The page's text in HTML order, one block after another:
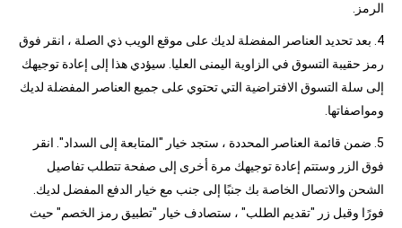
الرمز.
4. بعد تحديد العناصر المفضلة لديك على موقع الويب ذي الصلة ، انقر فوق
رمز حقيبة التسوق في الزاوية اليمنى العليا. سيؤدي هذا إلى إعادة توجيهك
إلى سلة التسوق الافتراضية التي تحتوي على جميع العناصر المفضلة لديك
ومواصفاتها.
5. ضمن قائمة العناصر المحددة ، ستجد خيار "المتابعة إلى السداد". انقر
فوق الزر وستتم إعادة توجيهك مرة أخرى إلى صفحة تتطلب تفاصيل
الشحن والاتصال الخاصة بك جنبًا إلى جنب مع خيار الدفع المفضل لديك.
فورًا وقبل زر "تقديم الطلب" ، ستصادف خيار "تطبيق رمز الخصم" حيث